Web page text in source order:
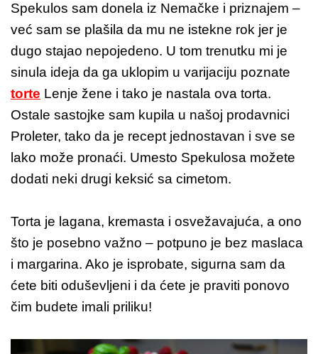
c
e
b
o
o
k
er
e
st
er at
s
A
p
p
ss
e
n
g
er
ar
e
Spekulos sam donela iz Nemačke i priznajem –
već sam se plašila da mu ne istekne rok jer je
dugo stajao nepojedeno. U tom trenutku mi je
sinula ideja da ga uklopim u varijaciju poznate
torte Lenje žene i tako je nastala ova torta.
Ostale sastojke sam kupila u našoj prodavnici
Proleter, tako da je recept jednostavan i sve se
lako može pronaći. Umesto Spekulosa možete
dodati neki drugi keksić sa cimetom.
Torta je lagana, kremasta i osvežavajuća, a ono
što je posebno važno – potpuno je bez maslaca
i margarina. Ako je isprobate, sigurna sam da
ćete biti oduševljeni i da ćete je praviti ponovo
čim budete imali priliku!